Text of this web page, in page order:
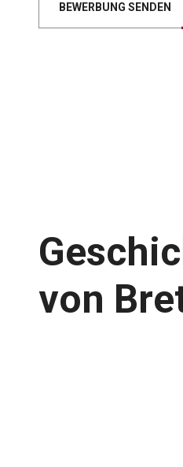
BEWERBUNG SENDEN
von